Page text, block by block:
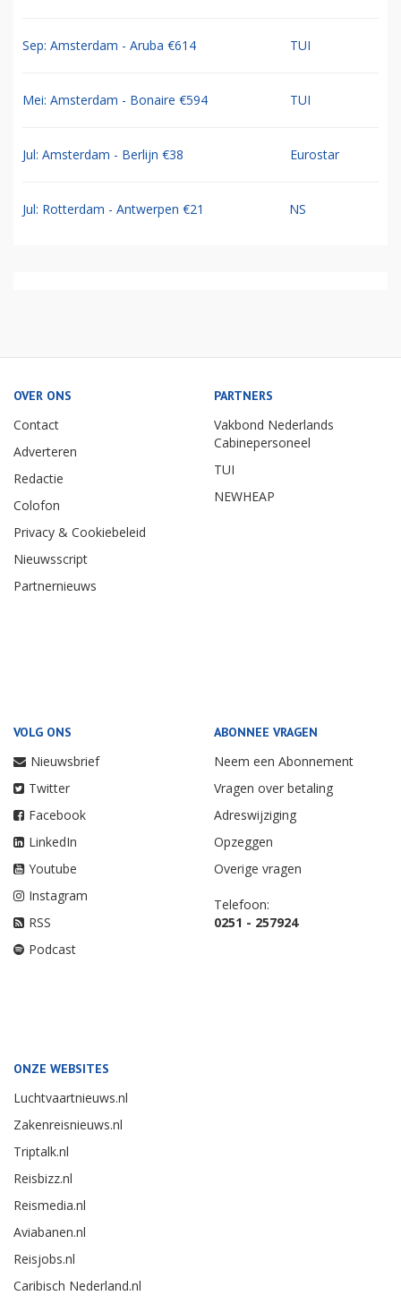
Sep: Amsterdam - Aruba €614 TUI
Mei: Amsterdam - Bonaire €594 TUI
Jul: Amsterdam - Berlijn €38 Eurostar
Jul: Rotterdam - Antwerpen €21 NS
OVER ONS
Contact
Adverteren
Redactie
Colofon
Privacy & Cookiebeleid
Nieuwsscript
Partnernieuws
PARTNERS
Vakbond Nederlands
Cabinepersoneel
TUI
NEWHEAP
VOLG ONS
Nieuwsbrief
Twitter
Facebook
LinkedIn
Youtube
Instagram
RSS
Podcast
ABONNEE VRAGEN
Neem een Abonnement
Vragen over betaling
Adreswijziging
Opzeggen
Overige vragen
Telefoon:
0251 - 257924
ONZE WEBSITES
Luchtvaartnieuws.nl
Zakenreisnieuws.nl
Triptalk.nl
Reisbizz.nl
Reismedia.nl
Aviabanen.nl
Reisjobs.nl
Caribisch Nederland.nl